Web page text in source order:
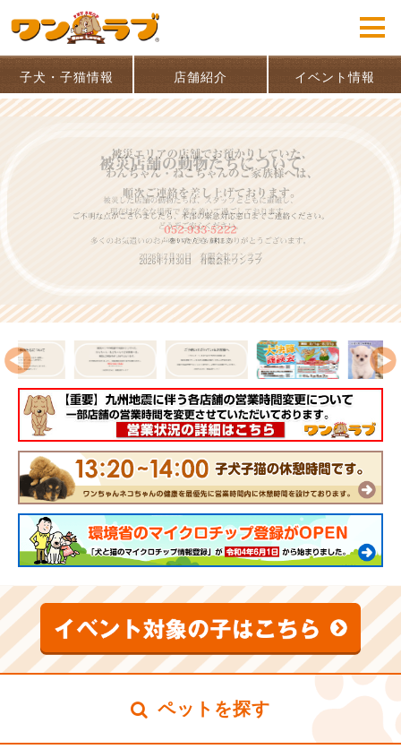
子犬・子猫情報 店舗紹介 イベント情報
ペットを探す